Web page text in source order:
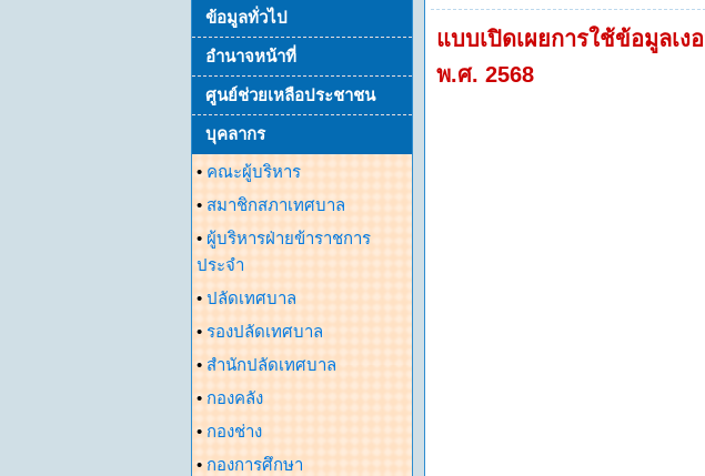
ข้อมูลทั่วไป
อำนาจหน้าที่
ศูนย์ช่วยเหลือประชาชน
บุคลากร
• คณะผู้บริหาร
• สมาชิกสภาเทศบาล
• ผู้บริหารฝ่ายข้าราชการ
ประจำ
• ปลัดเทศบาล
• รองปลัดเทศบาล
• สำนักปลัดเทศบาล
• กองคลัง
• กองช่าง
• กองการศึกษา
แบบเปิดเผยการใช้ข้อมูลเ
พ.ศ. 2568